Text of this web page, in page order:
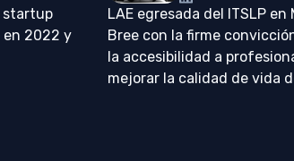
startup
en 2022 y
LAE egresada del ITSLP
Bree con la firme
la accesibilidad a
mejorar la calidad de vida